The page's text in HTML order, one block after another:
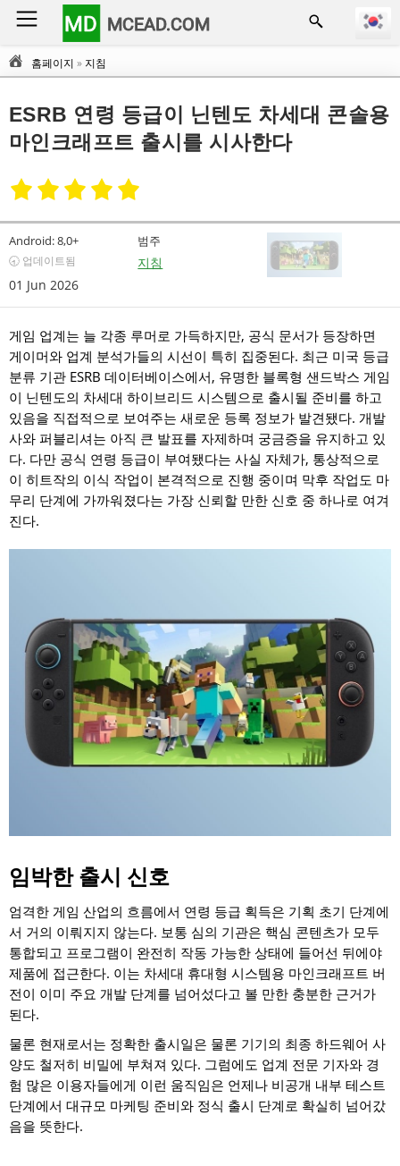
MD MCEAD.COM
홈페이지 » 지침
ESRB 연령 등급이 닌텐도 차세대 콘솔용
마인크래프트 출시를 시사한다
Android:8,0+
🕣 업데이트됨
01 Jun 2026
범주
지침
게임 업계는 늘 각종 루머로 가득하지만, 공식 문서가 등장하면
게이머와 업계 분석가들의 시선이 특히 집중된다. 최근 미국 등급
분류 기관 ESRB 데이터베이스에서, 유명한 블록형 샌드박스 게임
이 닌텐도의 차세대 하이브리드 시스템으로 출시될 준비를 하고
있음을 직접적으로 보여주는 새로운 등록 정보가 발견됐다. 개발
사와 퍼블리셔는 아직 큰 발표를 자제하며 궁금증을 유지하고 있
다. 다만 공식 연령 등급이 부여됐다는 사실 자체가, 통상적으로
이 히트작의 이식 작업이 본격적으로 진행 중이며 막후 작업도 마
무리 단계에 가까워졌다는 가장 신뢰할 만한 신호 중 하나로 여겨
진다.
임박한 출시 신호
엄격한 게임 산업의 흐름에서 연령 등급 획득은 기획 초기 단계에
서 거의 이뤄지지 않는다. 보통 심의 기관은 핵심 콘텐츠가 모두
통합되고 프로그램이 완전히 작동 가능한 상태에 들어선 뒤에야
제품에 접근한다. 이는 차세대 휴대형 시스템용 마인크래프트 버
전이 이미 주요 개발 단계를 넘어섰다고 볼 만한 충분한 근거가
된다.
물론 현재로서는 정확한 출시일은 물론 기기의 최종 하드웨어 사
양도 철저히 비밀에 부쳐져 있다. 그럼에도 업계 전문 기자와 경
험 많은 이용자들에게 이런 움직임은 언제나 비공개 내부 테스트
단계에서 대규모 마케팅 준비와 정식 출시 단계로 확실히 넘어갔
음을 뜻한다.